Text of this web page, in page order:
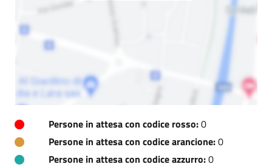
Persone in attesa con codice rosso:0
Persone in attesa con codice arancione:0
Persone in attesa con codice azzurro:0